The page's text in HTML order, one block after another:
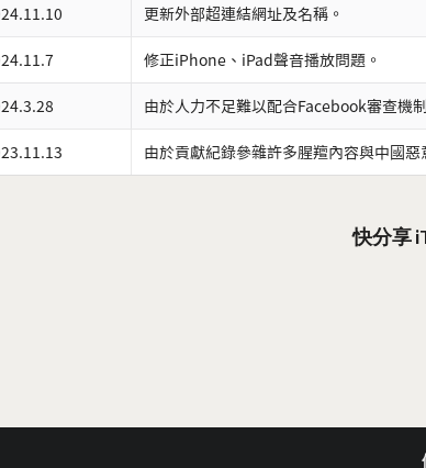
更新外部超連結網址及名稱。
修正iPhone、iPad聲音播放問題。
由於人力不足難以配合Facebook審查機
由於貢獻紀錄參雜許多腥羶內容與中國
快分享